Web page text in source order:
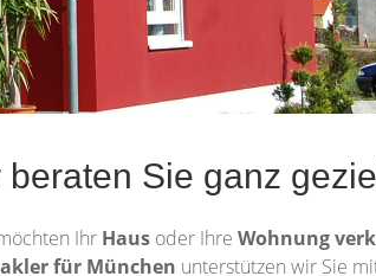
Sie ganz
Ihr Haus oder Ihre Wohnung
für München unterstützen wir Sie